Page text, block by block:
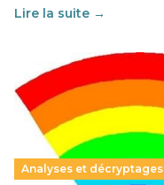
Lire la suite →
Analyses et décryptages